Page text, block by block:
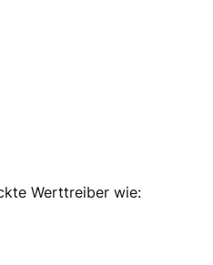
Werttreiber wie: